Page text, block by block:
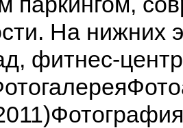
На нижних
фитнес-